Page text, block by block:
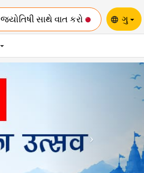
જ્યોતિષી સાથે વાત કરો language ગુ